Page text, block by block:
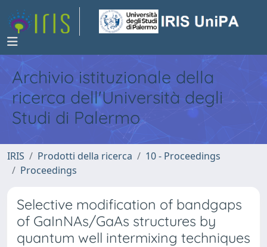
Archivio istituzionale della
ricerca dell'Università degli
Studi di Palermo
IRIS Prodotti della ricerca
10 - Proceedings
Proceedings
Selective modification of bandgaps
of GaInNAs/GaAs structures by
quantum well intermixing techniques